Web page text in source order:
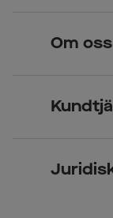
Över
Om oss